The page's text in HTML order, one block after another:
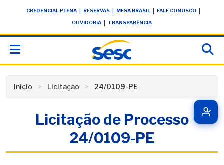
conteúdoCREDENCIAL PLENA RESERVAS MESA BRASIL FALE CONOSCO
OUVIDORIA TRANSPARÊNCIA
Início Licitação 24/0109-PE
Licitação de Processo
24/0109-PE